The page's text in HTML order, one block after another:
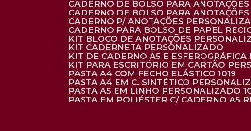
CADERNO DE BOLSO PARA ANOTAÇÕES
CADERNO DE BOLSO PARA
CADERNO P/ ANOTAÇÕES
CADERNO PARA BOLSO DE PAPEL
KIT BLOCO DE ANOTAÇÕES
KIT CADERNETA PERSONALIZADO
KIT DE CADERNO A5 E
KIT PARA ESCRITÓRIO EM CARTÃO
PASTA A4 COM FECHO ELÁSTICO 1019
PASTA A4 EM C. SINTÉTICO
PASTA A5 EM LINHO PERSONALIZADO
PASTA EM POLIÉSTER C/ CADERNO A5